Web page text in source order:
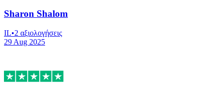
Sharon Shalom
IL•2 αξιολογήσεις
29 Aug 2025